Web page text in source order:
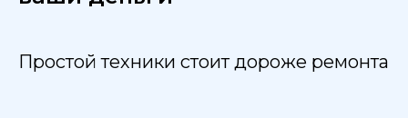
Простой техники стоит дороже ремонта